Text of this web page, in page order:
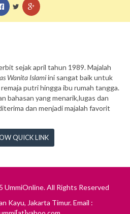
sejak april tahun 1989. Majalah
Wanita Islamiini sangat baik untuk
putri hingga ibu rumah tangga.
bahasan yang menarik,lugas dan
dan menjadi majalah favorit
QUICK LINK
All Rights Reserved
Kayu, Jakarta Timur. Email :